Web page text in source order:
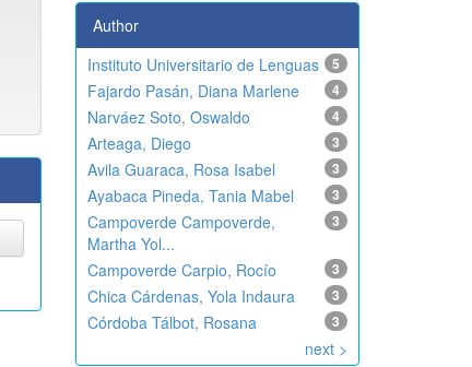
Author
5
Instituto Universitario de Lenguas
4
Fajardo Pasán, Diana Marlene
4
Narváez Soto, Oswaldo
3
Arteaga, Diego
3
Avila Guaraca, Rosa Isabel
3
Ayabaca Pineda, Tania Mabel
3
Campoverde Campoverde,
Martha Yol...
3
Campoverde Carpio, Rocío
3
Chica Cárdenas, Yola Indaura
3
Córdoba Tálbot, Rosana
next >